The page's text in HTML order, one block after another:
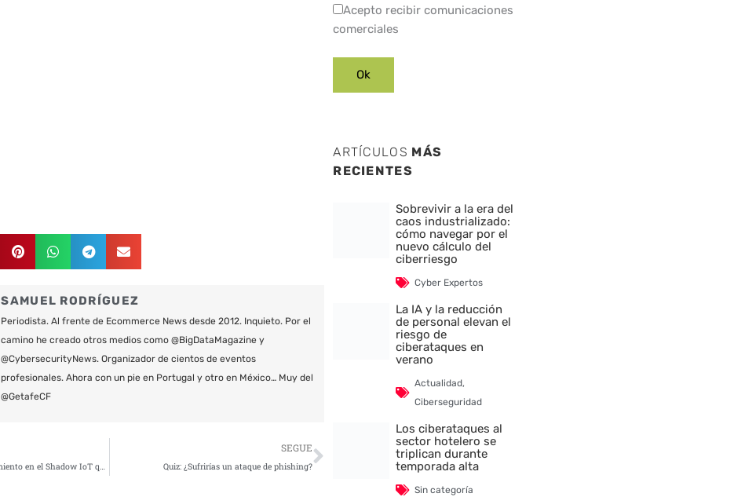
SAMUEL RODRÍGUEZ
Periodista. Al frente de Ecommerce News desde 2012. Inquieto. Por el
camino he creado otros medios como @BigDataMagazine y
@CybersecurityNews. Organizador de cientos de eventos
profesionales. Ahora con un pie en Portugal y otro en México… Muy del
@GetafeCF
SEGUE
Quiz: ¿Sufrirías un ataque de phishing?
Siguiente
Acepto recibir comunicaciones
comerciales
ARTÍCULOS MÁS
RECIENTES
Sobrevivir a la era del
caos industrializado:
cómo navegar por el
nuevo cálculo del
ciberriesgo
Cyber Expertos
La IA y la reducción
de personal elevan el
riesgo de
ciberataques en
verano
Actualidad,
Ciberseguridad
Los ciberataques al
sector hotelero se
triplican durante
temporada alta
Sin categoría